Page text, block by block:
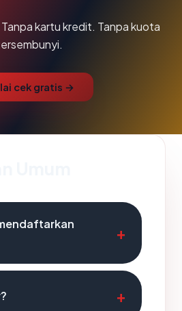
kartu kredit. Tanpa kuota
cek gratis →